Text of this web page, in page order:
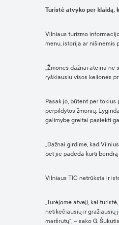
Turistė atvyko per klaidą,
Vilniaus turizmo
menu, istorija ar nišinėmis
„Žmonės dažnai ateina ne
ryškiausiu visos kelionės
Pasak jo, būtent per
perpildytos žmonių.
galimybę greitai pasiekti
„Dažnai girdime, kad
bet jie padeda kurti bendrą
Vilniaus TIC netrūksta ir
„Turėjome atvejį, kai
netikėčiausių ir gražiausių
maršrutų“, – sako G.